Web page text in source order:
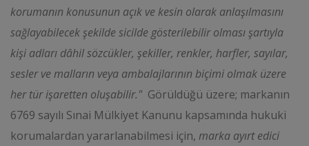
korumanın konusunun açık ve kesin olarak anlaşılmasını
sağlayabilecek şekilde sicilde gösterilebilir olması şartıyla
kişi adları dâhil sözcükler, şekiller, renkler, harfler, sayılar,
sesler ve malların veya ambalajlarının biçimi olmak üzere
her tür işaretten oluşabilir." Görüldüğü üzere; markanın
6769 sayılı Sınai Mülkiyet Kanunu kapsamında hukuki
korumalardan yararlanabilmesi için, marka ayırt edici